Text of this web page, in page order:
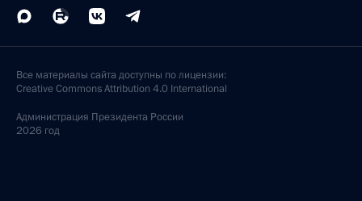
Все материалы сайта доступны по лицензии:
Creative Commons Attribution 4.0 International
Администрация Президента России
2026 год